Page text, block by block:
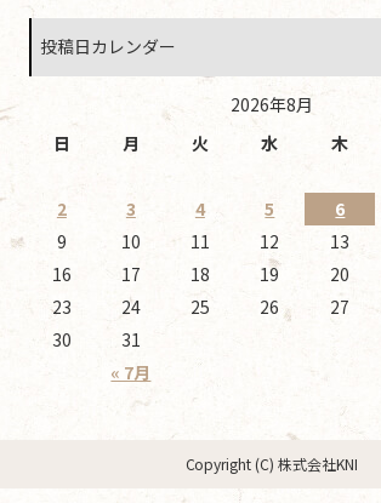
投稿日カレンダー
2026年8月
日
月 火 水 木
« 7月
2
3 4 5 6
9
10 11 12 13
16
17 18 19 20
23
24 25 26 27
30
31
Copyright (C) 株式会社KNI